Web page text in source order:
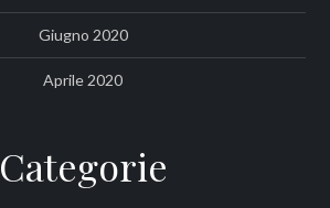
Giugno 2020
Aprile 2020
Categorie